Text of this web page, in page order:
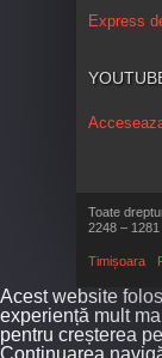
Express
Toate
2248 – 1281
Timișoara
Acest website
experiență mult
pentru creșterea
Continuarea